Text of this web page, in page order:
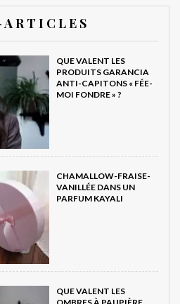
R T I C L E S
QUE VALENT LES
PRODUITS GARANCIA
ANTI-CAPITONS « FÉE-
MOI FONDRE » ?
CHAMALLOW-FRAISE-
VANILLÉE DANS UN
PARFUM KAYALI
QUE VALENT LES